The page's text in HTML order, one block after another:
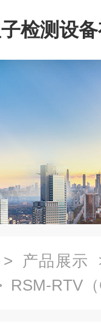
检测设
> 产品展示
RSM-RTV